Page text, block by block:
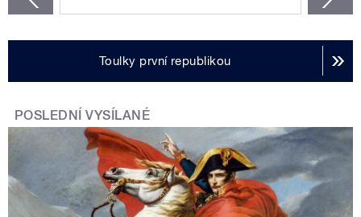
Toulky první republikou
POSLEDNÍ VYSÍLANÉ